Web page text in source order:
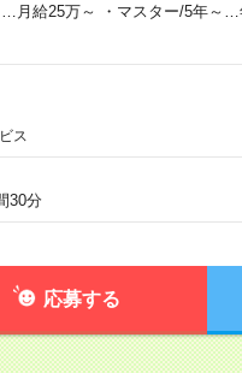
月給25万～ ・マスター/5年～…
ス
30分
応募する